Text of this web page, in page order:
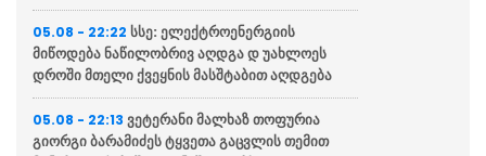
05.08 - 22:22 სსე: ელექტროენერგიის
მიწოდება ნაწილობრივ აღდგა დ უახლოეს
დროში მთელი ქვეყნის მასშტაბით აღდგება
05.08 - 22:13 ვეტერანი მალხაზ თოფურია
გიორგი ბარამიძეს ტყვეთა გაცვლის თემით